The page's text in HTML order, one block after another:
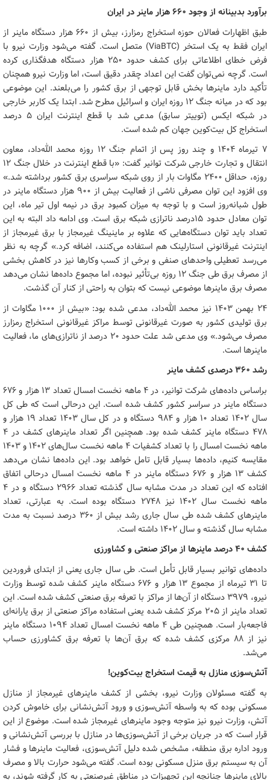
برآورد بدبینانه از وجود ۶۶۰ هزار ماینر در ایران
طبق اظهارات فعالان حوزه استخراج رمزارز، بیش از ۶۶۰ هزار دستگاه ماینر از
ایران فقط به یک استخر (ViaBTC) متصل است. گفته می‌شود وزارت نیرو با
فرض خطای اطلاعاتی برای کشف حدود ۲۵۰ هزار دستگاه هدفگذاری کرده
است. گرچه نمی‌توان گفت این اعداد چقدر دقیق است، اما وزارت نیرو همچنان
تأکید دارد ماینرها بخش قابل توجهی از برق کشور را می‌بلعند. این موضوعی
بود که در میانه جنگ ۱۲ روزه ایران و اسرائیل مطرح شد. ابتدا یک کاربر خارجی
در شبکه ایکس (توییتر سابق) مدعی شد با قطع اینترنت ایران ۵ درصد
استخراج کل بیت‌کوین جهان کم شده است.
۷ تیرماه ۱۴۰۴ و چند روز پس از اتمام جنگ ۱۲ روزه محمد الله‌داد، معاون
انتقال و تجارت خارجی شرکت توانیر گفت: «با قطع اینترنت در خلال جنگ ۱۲
روزه، حداقل ۲۴۰۰ مگاوات بار از روی شبکه سراسری برق کشور برداشته شد.»
وی افزود این توان مصرفی ناشی از فعالیت بیش از ۹۰۰ هزار دستگاه ماینر در
طول شبانه‌روز است و با توجه به میزان کمبود برق در نیمه اول تیر ماه، این
توان معادل حدود ۱۵درصد ناترازی شبکه برق است. وی ادامه داد البته به این
تعداد باید توان دستگاه‌هایی که علاوه بر ماینینگ غیرمجاز با برق غیرمجاز از
اینترنت غیرقانونی استارلینک هم استفاده می‌کنند، اضافه کرد.» گرچه به نظر
می‌رسد تعطیلی واحدهای صنفی و برخی از کسب وکارها نیز در کاهش بخشی
از مصرف برق طی جنگ ۱۲ روزه بی‌تأثیر نبوده، اما مجموع داده‌ها نشان می‌دهد
مصرف برق ماینرها موضوعی نیست که بتوان به راحتی از کنار آن گذشت.
۲۴ بهمن ۱۴۰۳ نیز محمد الله‌داد، مدعی شده بود: «بیش از ۱۰۰۰ مگاوات از
برق تولیدی کشور به صورت غیرقانونی توسط مراکز غیرقانونی استخراج رمزارز
مصرف می‌شود.» وی مدعی شد علت حدود ۲۰ درصد از ناترازی‌های ما، فعالیت
ماینرها است.
رشد ۳۶۰ درصدی کشف ماینر
براساس داده‌های شرکت توانیر، در ۴ ماهه نخست امسال تعداد ۱۳ هزار و ۶۷۶
دستگاه ماینر در سراسر کشور کشف شده است. این درحالی است که طی کل
سال ۱۴۰۲ تعداد ۱۰ هزار و ۹۸۴ دستگاه و در کل سال ۱۴۰۳ تعداد ۱۹ هزار و
۴۷۸ دستگاه ماینر کشف شده بود. همچنین اگر تعداد ماینرهای کشف در ۴
ماهه نخست امسال را با تعداد کشفیات ۴ ماهه نخست سال‌های ۱۴۰۲ و ۱۴۰۳
مقایسه کنیم، داده‌ها بسیار قابل تامل خواهد بود. این داده‌ها نشان می‌دهد
کشف ۱۳ هزار و ۶۷۶ دستگاه ماینر در ۴ ماهه نخست امسال درحالی اتفاق
افتاده که این تعداد در مدت مشابه سال گذشته تعداد ۲۹۶۶ دستگاه و در ۴
ماهه نخست سال ۱۴۰۲ نیز ۲۷۴۸ دستگاه بوده است. به عبارتی، تعداد
ماینرهای کشف شده طی سال جاری رشد بیش از ۳۶۰ درصد نسبت به مدت
مشابه سال گذشته و سال ۱۴۰۲ داشته است.
کشف ۴۰ درصد ماینرها از مراکز صنعتی و کشاورزی
داده‌های توانیر بسیار قابل تأمل است. طی سال جاری یعنی از ابتدای فروردین
تا ۳۱ تیرماه از مجموع ۱۳ هزار و ۶۷۶ دستگاه ماینر کشف شده توسط وزارت
نیرو، ۳۹۷۹ دستگاه از آن‌ها از مراکز با تعرفه برق صنعتی کشف شده است. این
تعداد ماینر از ۲۰۵ مرکز کشف شده یعنی استفاده مراکز صنعتی از برق یارانه‌ای
فاجعه‌بار است. همچنین طی ۴ ماهه نخست امسال تعداد ۱۰۹۴ دستگاه ماینر
نیز از ۸۸ مرکزی کشف شده که برق آن‌ها با تعرفه برق کشاورزی حساب
می‌شد.
آتش‌سوزی منازل به قیمت استخراج بیت‌کوین!
به گفته مسئولان وزارت نیرو، بخشی از کشف ماینرهای غیرمجاز از منازل
مسکونی بوده که به واسطه آتش‌سوزی و ورود آتش‌نشانی برای خاموش کردن
آتش، وزارت نیرو نیز متوجه وجود ماینرهای غیرمجاز شده است. موضوع از این
قرار است که در جریان برخی از آتش‌سوزی‌ها در منازل با بررسی آتش‌نشانی و
ورود اداره برق منطقه، مشخص شده دلیل آتش‌سوزی، فعالیت ماینرها و فشار
آن به سیستم برق منزل مسکونی بوده است. گفته می‌شود حرارت بالا و مصرف
بالای ماینرها چنانچه این تجهیزات در مناطق غیرصنعتی به کار گرفته شوند، به